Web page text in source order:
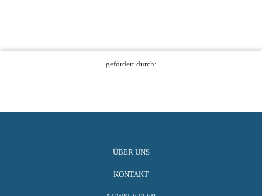
gefördert durch:
ÜBER UNS
KONTAKT